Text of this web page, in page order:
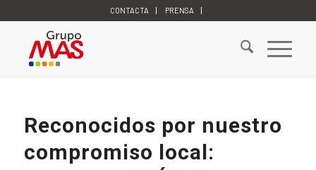
CONTACTA PRENSA
Reconocidos por nuestro
compromiso local: